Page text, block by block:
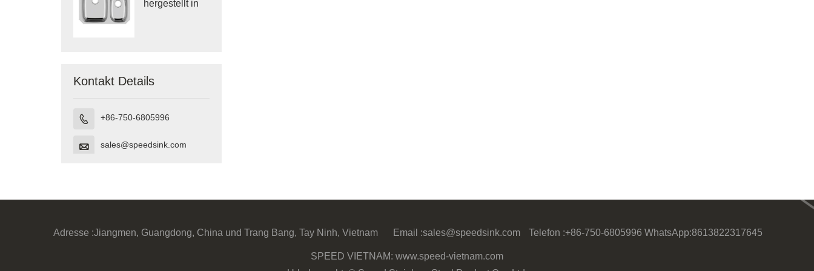
hergestellt in
Kontakt Details
 +86-750-6805996
 sales@speedsink.com
Adresse :Jiangmen, Guangdong, China und Trang Bang, Tay Ninh, Vietnam Email :sales@speedsink.com Telefon :+86-750-6805996 WhatsApp:8613822317645
SPEED VIETNAM: www.speed-vietnam.com